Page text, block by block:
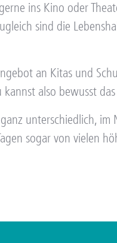
ins Kino oder
sind die
an Kitas und
also bewusst
unterschiedlich,
sogar von vielen